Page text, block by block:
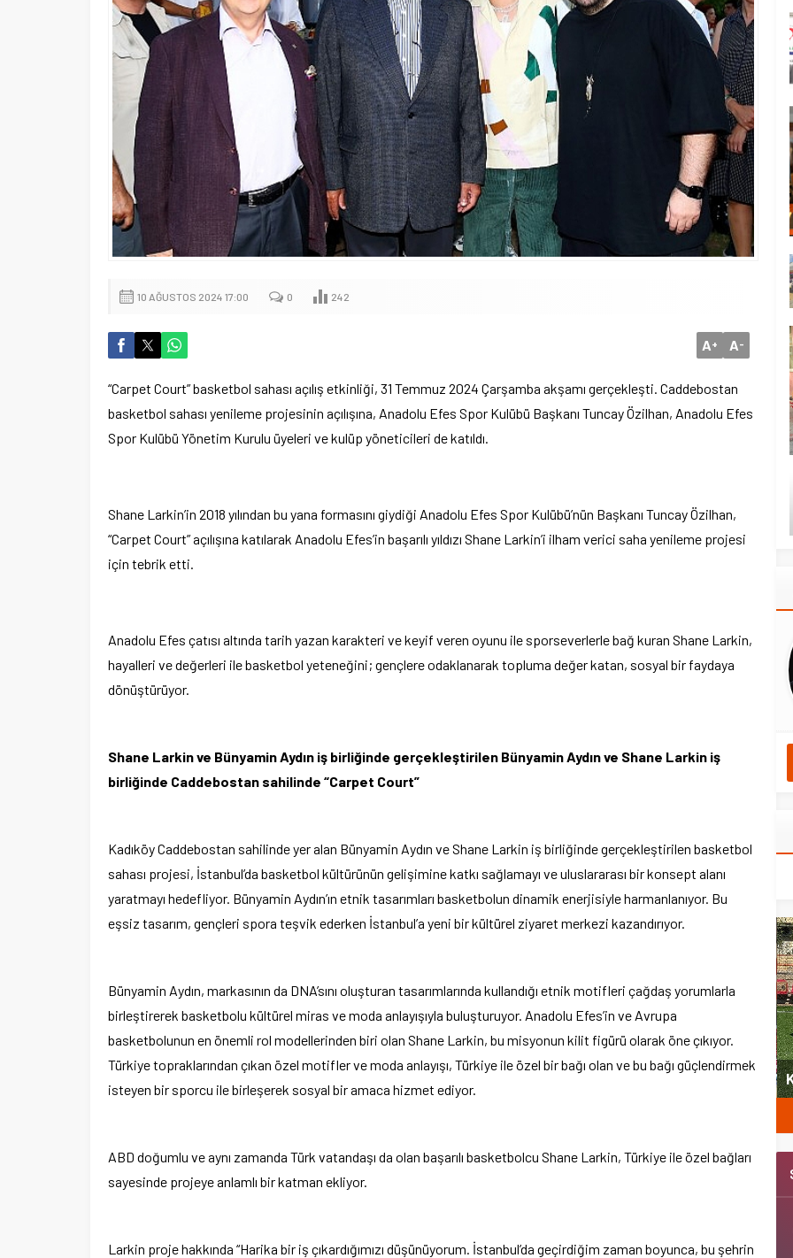
10 AĞUSTOS 2024 17:00 0 242
A+ A-
“Carpet Court” basketbol sahası açılış etkinliği, 31 Temmuz 2024 Çarşamba akşamı gerçekleşti. Caddebostan
basketbol sahası yenileme projesinin açılışına, Anadolu Efes Spor Kulübü Başkanı Tuncay Özilhan, Anadolu Efes
Spor Kulübü Yönetim Kurulu üyeleri ve kulüp yöneticileri de katıldı.
Shane Larkin’in 2018 yılından bu yana formasını giydiği Anadolu Efes Spor Kulübü’nün Başkanı Tuncay Özilhan,
“Carpet Court” açılışına katılarak Anadolu Efes’in başarılı yıldızı Shane Larkin’i ilham verici saha yenileme projesi
için tebrik etti.
Anadolu Efes çatısı altında tarih yazan karakteri ve keyif veren oyunu ile sporseverlerle bağ kuran Shane Larkin,
hayalleri ve değerleri ile basketbol yeteneğini; gençlere odaklanarak topluma değer katan, sosyal bir faydaya
dönüştürüyor.
Shane Larkin ve Bünyamin Aydın iş birliğinde gerçekleştirilen Bünyamin Aydın ve Shane Larkin iş
birliğinde Caddebostan sahilinde “Carpet Court”
Kadıköy Caddebostan sahilinde yer alan Bünyamin Aydın ve Shane Larkin iş birliğinde gerçekleştirilen basketbol
sahası projesi, İstanbul’da basketbol kültürünün gelişimine katkı sağlamayı ve uluslararası bir konsept alanı
yaratmayı hedefliyor. Bünyamin Aydın’ın etnik tasarımları basketbolun dinamik enerjisiyle harmanlanıyor. Bu
eşsiz tasarım, gençleri spora teşvik ederken İstanbul’a yeni bir kültürel ziyaret merkezi kazandırıyor.
Bünyamin Aydın, markasının da DNA’sını oluşturan tasarımlarında kullandığı etnik motifleri çağdaş yorumlarla
birleştirerek basketbolu kültürel miras ve moda anlayışıyla buluşturuyor. Anadolu Efes’in ve Avrupa
basketbolunun en önemli rol modellerinden biri olan Shane Larkin, bu misyonun kilit figürü olarak öne çıkıyor.
Türkiye topraklarından çıkan özel motifler ve moda anlayışı, Türkiye ile özel bir bağı olan ve bu bağı güçlendirmek
isteyen bir sporcu ile birleşerek sosyal bir amaca hizmet ediyor.
ABD doğumlu ve aynı zamanda Türk vatandaşı da olan başarılı basketbolcu Shane Larkin, Türkiye ile özel bağları
sayesinde projeye anlamlı bir katman ekliyor.
Larkin proje hakkında “Harika bir iş çıkardığımızı düşünüyorum. İstanbul’da geçirdiğim zaman boyunca, bu şehrin
Ege Üniversitesi Spor Kulübüne yeni
merkez tahsis edildi
Şubat’ta spor ve heyecan var